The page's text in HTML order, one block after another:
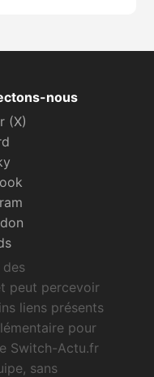
nous
(X)
peut percevoir
liens présents
pour
Switch-Actu.fr
sans